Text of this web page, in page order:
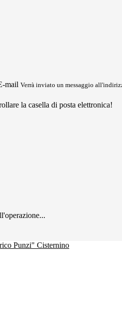
mail Verrà inviato un messaggio
la casella di posta elettronica!